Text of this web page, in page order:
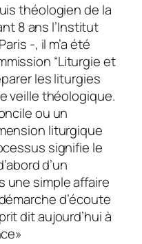
théologien de la
8 ans l’Institut
-, il m’a été
“Liturgie et
les liturgies
veille théologique.
ou un
liturgique
signifie le
d’un
une simple affaire
d’écoute
dit aujourd’hui à